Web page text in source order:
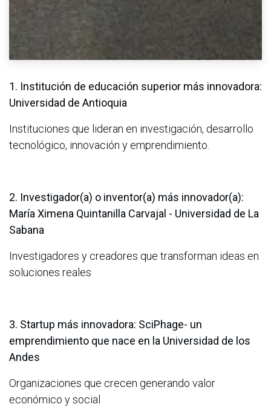
1. Institución de educación superior más innovadora:
Universidad de Antioquia
Instituciones que lideran en investigación, desarrollo
tecnológico, innovación y emprendimiento.
2. Investigador(a) o inventor(a) más innovador(a):
María Ximena Quintanilla Carvajal - Universidad de La
Sabana
Investigadores y creadores que transforman ideas en
soluciones reales
3. Startup más innovadora: SciPhage- un
emprendimiento que nace en la Universidad de los
Andes
Organizaciones que crecen generando valor
económico y social